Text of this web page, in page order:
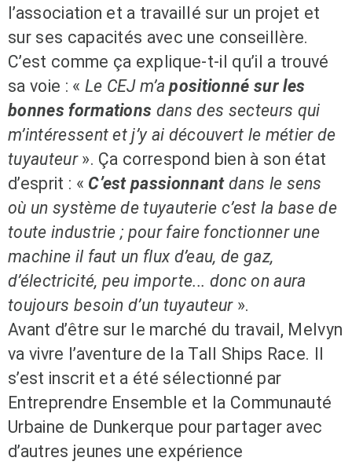
l’association et a travaillé sur un projet et
sur ses capacités avec une conseillère.
C’est comme ça explique-t-il qu’il a trouvé
sa voie : « Le CEJ m’apositionné sur les
bonnes formations dans des secteurs qui
m’intéressent et j’y ai découvert le métier de
tuyauteur ». Ça correspond bien à son état
d’esprit : « C’est passionnantdans le sens
où un système de tuyauterie c’est la base de
toute industrie ; pour faire fonctionner une
machine il faut un flux d’eau, de gaz,
d’électricité, peu importe... donc on aura
toujours besoin d’un tuyauteur ».
Avant d’être sur le marché du travail, Melvyn
va vivre l’aventure de la Tall Ships Race. Il
s’est inscrit et a été sélectionné par
Entreprendre Ensemble et la Communauté
Urbaine de Dunkerque pour partager avec
d’autres jeunes une expérience